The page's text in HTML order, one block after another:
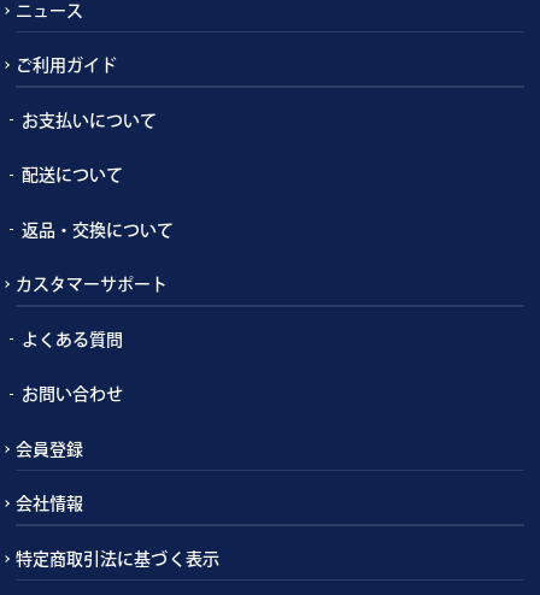
ニュース
ご利用ガイド
お支払いについて
配送について
返品・交換について
カスタマーサポート
よくある質問
お問い合わせ
会員登録
会社情報
特定商取引法に基づく表示